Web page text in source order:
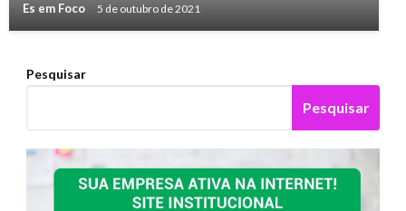
Es em Foco 5 de outubro de 2021
Pesquisar
Pesquisar